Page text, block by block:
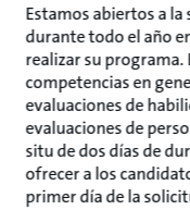
Estamos abiertos a
durante todo el año
realizar su programa.
competencias en
evaluaciones de
evaluaciones de
situ de dos días de
ofrecer a los
primer día de la